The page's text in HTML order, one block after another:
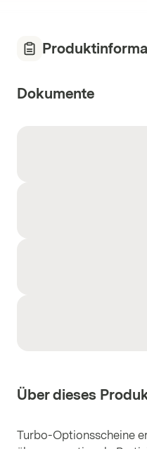
Dokumente
Über dieses
Turbo-Optionsscheine